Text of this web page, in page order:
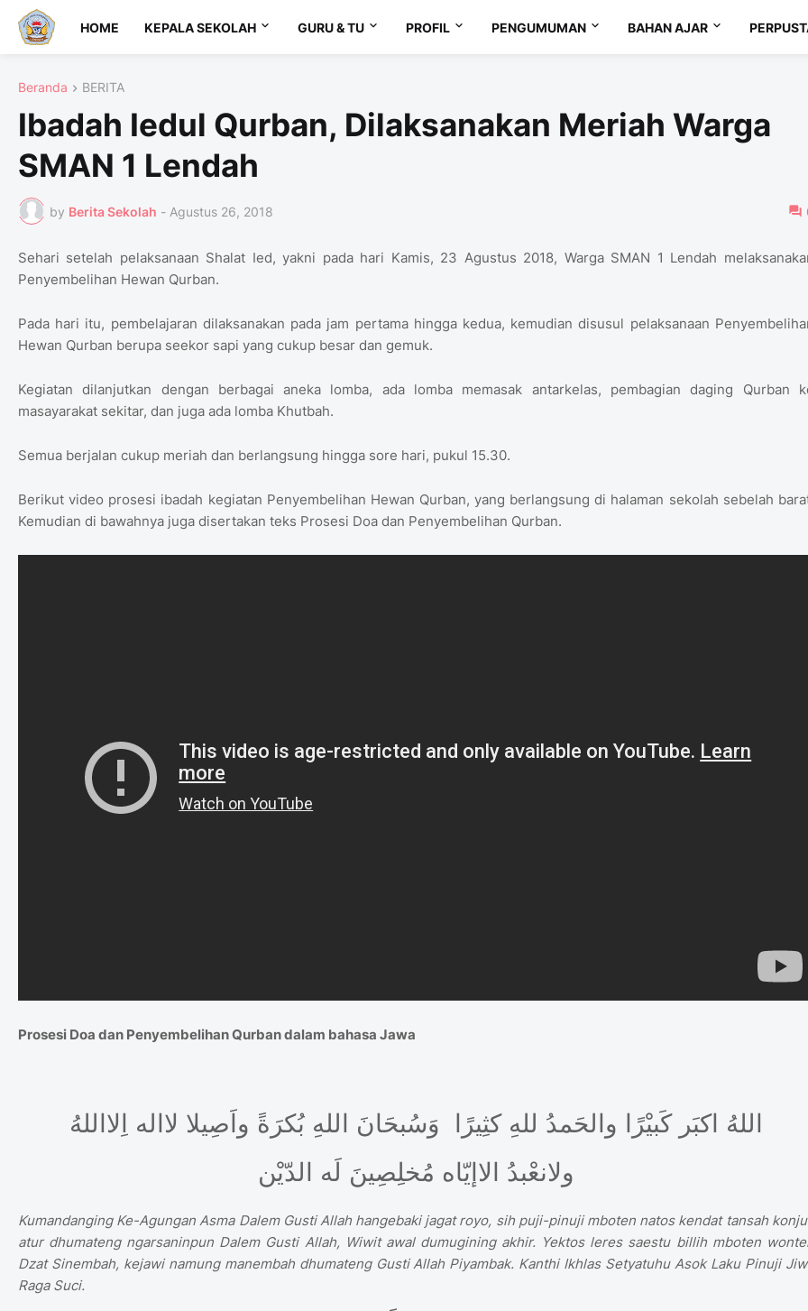
HOME KEPALA SEKOLAH GURU & TU PROFIL PENGUMUMAN BAHAN AJAR
Beranda BERITA
Ibadah Iedul Qurban, Dilaksanakan Meriah Warga
SMAN 1 Lendah
by Berita Sekolah - Agustus 26, 2018
Sehari setelah pelaksanaan Shalat Ied, yakni pada hari Kamis, 23 Agustus 2018, Warga SMAN 1 Lendah
Penyembelihan Hewan Qurban.
Pada hari itu, pembelajaran dilaksanakan pada jam pertama hingga kedua, kemudian disusul pelaksanaan
Hewan Qurban berupa seekor sapi yang cukup besar dan gemuk.
Kegiatan dilanjutkan dengan berbagai aneka lomba, ada lomba memasak antarkelas, pembagian daging Qurban
masayarakat sekitar, dan juga ada lomba Khutbah.
Semua berjalan cukup meriah dan berlangsung hingga sore hari, pukul 15.30.
Berikut video prosesi ibadah kegiatan Penyembelihan Hewan Qurban, yang berlangsung di halaman sekolah sebelah
Kemudian di bawahnya juga disertakan teks Prosesi Doa dan Penyembelihan Qurban.
Prosesi Doa dan Penyembelihan Qurban dalam bahasa Jawa
اللهُ اكبَر كَبيْرًا والحَمدُ للهِ كثِيرًا وَسُبحَانَ اللهِ بُكرَةً واَصِيلا لااله اِلااللهُ
ولانعْبدُ الاإيّاه مُخلِصِينَ لَه الدّيْن
Kumandanging Ke-Agungan Asma Dalem Gusti Allah hangebaki jagat royo, sih puji-pinuji mboten natos kendat tansah
atur dhumateng ngarsaninpun Dalem Gusti Allah, Wiwit awal dumugining akhir. Yektos leres saestu billih mboten
Dzat Sinembah, kejawi namung manembah dhumateng Gusti Allah Piyambak. Kanthi Ikhlas Setyatuhu Asok Laku Pinuji
Raga Suci.